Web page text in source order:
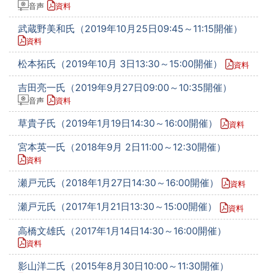
音声 資料
武蔵野美和氏（2019年10月25日09:45～11:15開催）
資料
松本拓氏（2019年10月 3日13:30～15:00開催） 資料
吉田亮一氏（2019年9月27日09:00～10:35開催）
音声 資料
草貴子氏（2019年1月19日14:30～16:00開催） 資料
宮本英一氏（2018年9月 2日11:00～12:30開催）
資料
瀬戸元氏（2018年1月27日14:30～16:00開催） 資料
瀬戸元氏（2017年1月21日13:30～15:00開催） 資料
高橋文雄氏（2017年1月14日14:30～16:00開催）
資料
影山洋二氏（2015年8月30日10:00～11:30開催）